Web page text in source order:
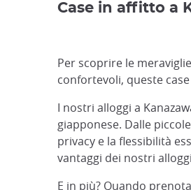
Case in affitto a
Per scoprire le
confortevoli, queste
I nostri alloggi a
giapponese. Dalle
privacy e la flessibilità
vantaggi dei nostri
E in più? Quando